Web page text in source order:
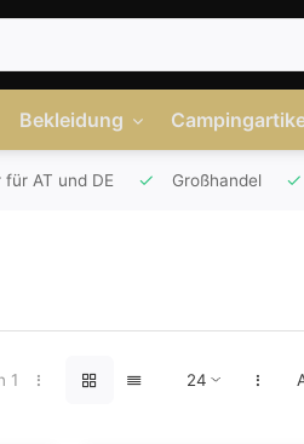
Bekleidung
AT und DE Großhandel
1